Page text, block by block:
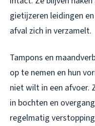
gietijzeren leidingen
afval zich in verzamelt.
Tampons en
op te nemen en hun
niet wilt in een afvoer.
in bochten en
regelmatig